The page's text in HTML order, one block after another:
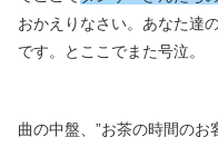
おかえりなさい。あなた達
です。とここでまた号泣。
曲の中盤、”お茶の時間のお